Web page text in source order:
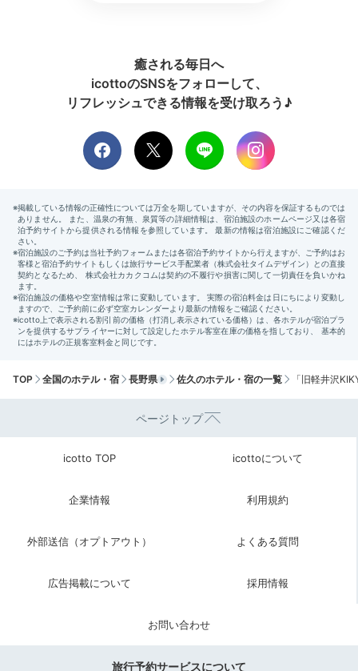
チェックアウトの12時までは、客室や館内でゆっくり
寛いで。四季折々の自然が彩るコートヤードで、ゆった
りお散歩するのも気持ちいいですよ。
Sightseeing
旧軽井沢銀座を
癒される毎日へ
icottoのSNSをフォローして、
リフレッシュできる情報を受け取ろう♪
TOP 全国のホテル・宿 長野県 佐久のホテル・宿の一覧 「旧軽井沢
ページトップ
icotto TOP icottoについて
企業情報 利用規約
外部送信（オプトアウト） よくある質問
広告掲載について 採用情報
お問い合わせ
旅行予約サービスについて